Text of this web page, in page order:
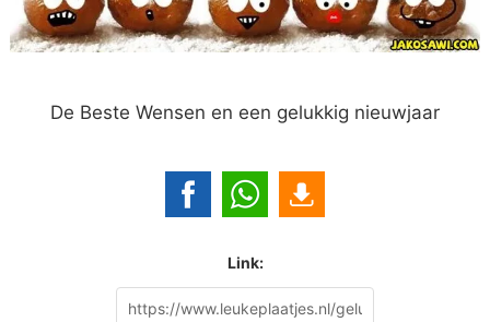
De Beste Wensen en een gelukkig nieuwjaar
Link: